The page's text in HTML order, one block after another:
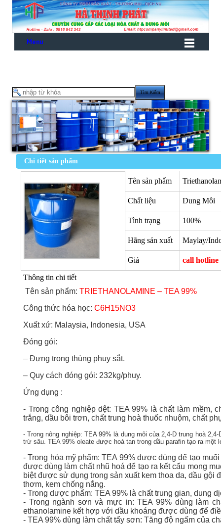
Menu
Chi tiết sản phẩm
Tên sản phẩm
Chất liệu Dung Môi
Tình trạng 100%
Hãng sản xuất Maylay/
Giá call hotline
Thông tin chi tiết
Tên sản phẩm: TRIETHANOLAMINE – TEA 99%
Công thức hóa học: C6H 15NO3
Xuất xứ: Malaysia, Indonesia, USA
Đóng gói:
– Đựng trong thùng phuy sắt.
– Quy cách đóng gói: 232kg/phuy.
Ứng dụng :
- Trong công nghiệp dệt: TEA 99% là chất làm mềm,
trắng, dầu bôi trơn, chất trung hoà thuốc nhuộm, chất
- Trong nông nghiệp: TEA 99% là dung môi của 2,4-D trung hoà
trừ sâu. TEA 99% oleate được hoà tan trong dầu parafin tạo ra
- Trong hóa mỹ phẩm: TEA 99% được dùng để tạo
được dùng làm chất nhũ hoá để tạo ra kết cấu mong
biệt được sử dụng trong sản xuất kem thoa da, dầu gội
thơm, kem chống nắng.
- Trong dược phẩm: TEA 99% là chất trung gian, dung
- Trong ngành sơn và mực in: TEA 99% dùng làm
ethanolamine kết hợp với dầu khoáng được dùng để
- TEA 99% dùng làm chất tẩy sơn: Tăng độ ngấm của